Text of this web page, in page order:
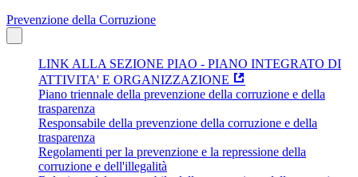
Prevenzione della Corruzione
LINK ALLA SEZIONE PIAO - PIANO INTEGRATO DI
ATTIVITA' E ORGANIZZAZIONE
Piano triennale della prevenzione della corruzione e della
trasparenza
Responsabile della prevenzione della corruzione e della
trasparenza
Regolamenti per la prevenzione e la repressione della
corruzione e dell'illegalità